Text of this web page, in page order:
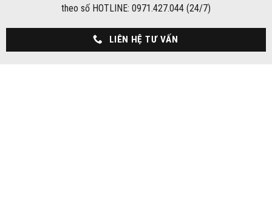
theo số HOTLINE: 0971.427.044 (24/7)
LIÊN HỆ TƯ VẤN